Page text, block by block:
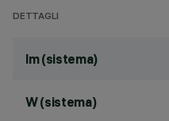
DETTAGLI
lm (sistema)
W (sistema)